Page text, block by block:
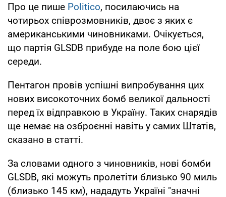
Про це пише Politico, посилаючись на
чотирьох співрозмовників, двоє з яких є
американськими чиновниками. Очікується,
що партія GLSDB прибуде на поле бою цієї
середи.
Пентагон провів успішні випробування цих
нових високоточних бомб великої дальності
перед їх відправкою в Україну. Таких снарядів
ще немає на озброєнні навіть у самих Штатів,
сказано в статті.
За словами одного з чиновників, нові бомби
GLSDB, які можуть пролетіти близько 90 миль
(близько 145 км), нададуть Україні "значні